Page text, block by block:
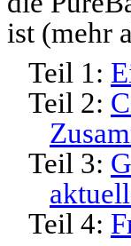
ist (mehr
Teil 1:
Teil 2:
Teil 3:
Teil 4: